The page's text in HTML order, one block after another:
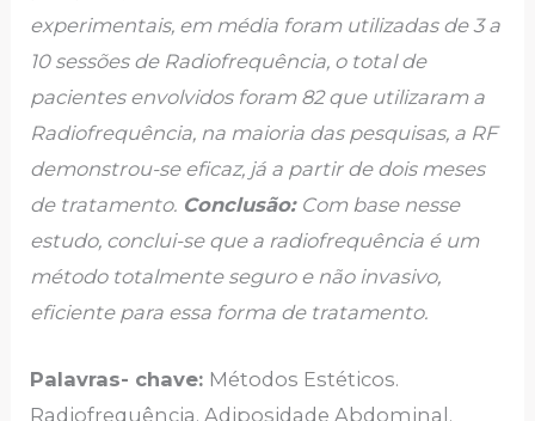
experimentais, em média foram utilizadas de 3 a
10 sessões de Radiofrequência, o total de
pacientes envolvidos foram 82 que utilizaram a
Radiofrequência, na maioria das pesquisas, a RF
demonstrou-se eficaz, já a partir de dois meses
de tratamento. Conclusão: Com base nesse
estudo, conclui-se que a radiofrequência é um
método totalmente seguro e não invasivo,
eficiente para essa forma de tratamento.
Palavras- chave: Métodos Estéticos.
Radiofrequência. Adiposidade Abdominal.